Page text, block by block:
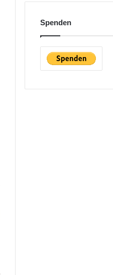
Spenden